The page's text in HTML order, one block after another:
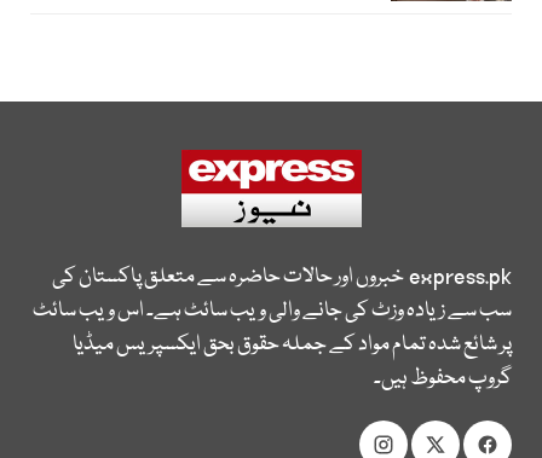
express.pkخبروں اور حالات حاضرہ سے متعلق پاکستان کی
سب سے زیادہ وزٹ کی جانے والی ویب سائٹ ہے۔ اس ویب سائٹ
پر شائع شدہ تمام مواد کے جملہ حقوق بحق ایکسپریس میڈیا
گروپ محفوظ ہیں۔